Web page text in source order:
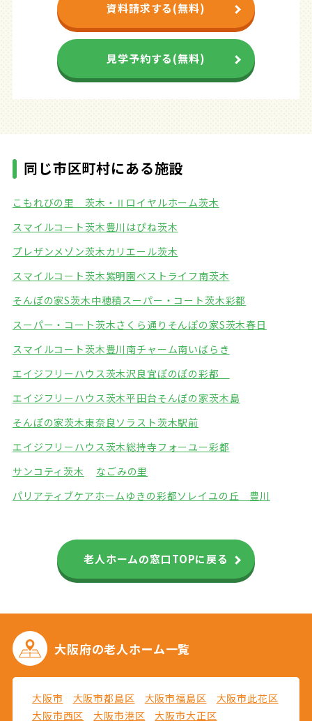
資料請求する(無料)
見学予約する(無料)
同じ市区町村にある施設
こもれびの里 茨木・Ⅱ ロイヤルホーム茨木
スマイルコート茨木豊川 はぴね茨木
プレザンメゾン茨木カリエール茨木
スマイルコート茨木紫明園ベストライフ南茨木
そんぽの家S茨木中穂積スーパー・コート茨木彩都
スーパー・コート茨木さくら通り そんぽの家S茨木春日
スマイルコート茨木豊川南チャーム南いばらき
エイジフリーハウス茨木沢良宜ぽのぽの彩都
エイジフリーハウス茨木平田台そんぽの家茨木島
そんぽの家茨木東奈良ソラスト茨木駅前
エイジフリーハウス茨木総持寺フォーユー彩都
サンコティ茨木
なごみの里
パリアティブケアホームゆきの彩都ソレイユの丘 豊川
老人ホームの窓口TOPに戻る
大阪府の老人ホーム一覧
大阪市 大阪市都島区 大阪市福島区
大阪市此花区
大阪市西区
大阪市港区 大阪市大正区